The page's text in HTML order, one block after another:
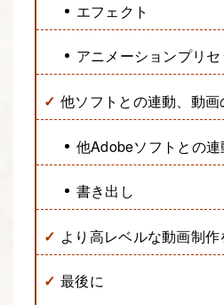
エフェクト
アニメーションプリセ
他ソフトとの連動、動画
他Adobeソフトとの連
書き出し
より高レベルな動画制作
最後に